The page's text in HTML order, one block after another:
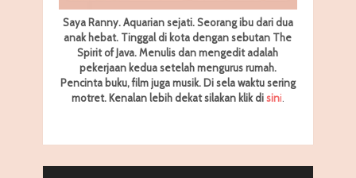
Saya Ranny. Aquarian sejati. Seorang ibu dari dua
anak hebat. Tinggal di kota dengan sebutan The
Spirit of Java. Menulis dan mengedit adalah
pekerjaan kedua setelah mengurus rumah.
Pencinta buku, film juga musik. Di sela waktu sering
motret. Kenalan lebih dekat silakan klik disini